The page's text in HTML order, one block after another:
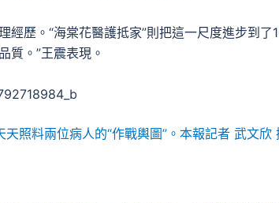
經歷。“海棠花醫護抵家”則把這一尺度進步到了
質。”王震表現。
照料兩位病人的“作戰輿圖”。本報記者 武文欣